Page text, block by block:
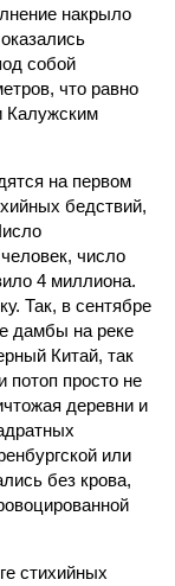
накрыло
собой
что равно
Калужским
на первом
бедствий,
число
4 миллиона.
Так, в сентябре
дамбы на реке
Китай, так
потоп просто не
деревни и
или
без крова,
стихийных